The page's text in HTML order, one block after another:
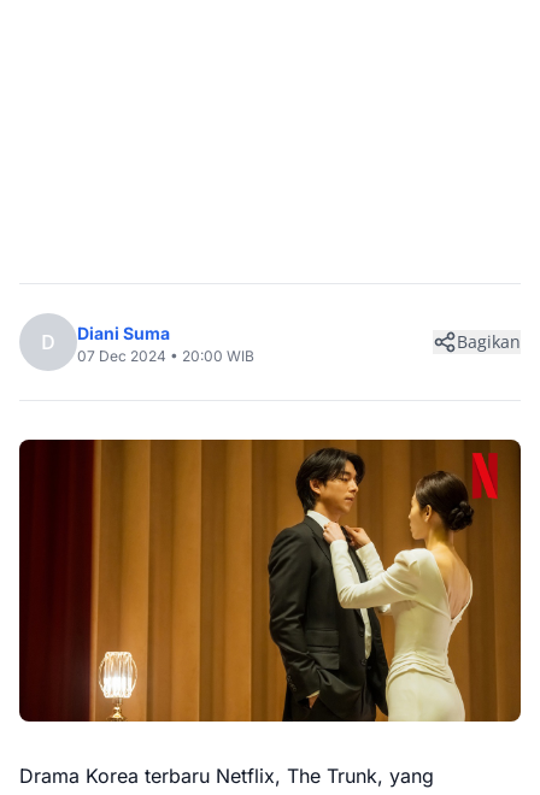
D Diani Suma
07 Dec 2024 • 20:00 WIB
Bagikan
Drama Korea terbaru Netflix, The Trunk, yang